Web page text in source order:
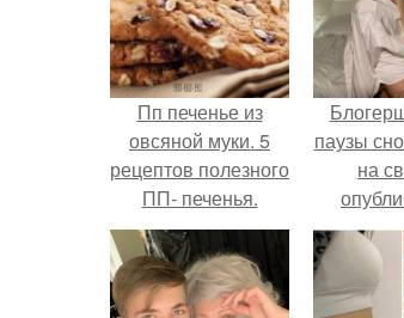
Пп печенье из
овсяной муки. 5
рецептов полезного
ПП- печенья.
паузы
на
кадров